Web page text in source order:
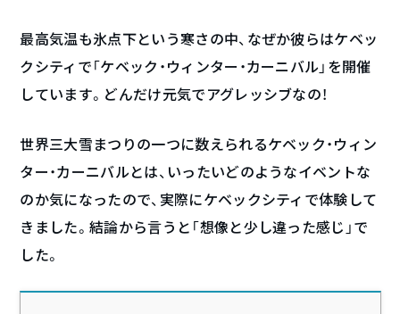
最高気温も氷点下という寒さの中、なぜか彼らはケベッ
クシティで「ケベック・ウィンター・カーニバル」を開催
しています。どんだけ元気でアグレッシブなの！
世界三大雪まつりの一つに数えられるケベック・ウィン
ター・カーニバルとは、いったいどのようなイベントな
のか気になったので、実際にケベックシティで体験して
きました。結論から言うと「想像と少し違った感じ」で
した。